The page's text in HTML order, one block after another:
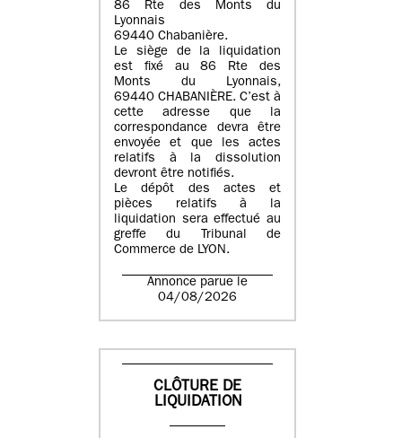
86 Rte des Monts du
Lyonnais
69440 Chabanière.
Le siège de la liquidation
est fixé au 86 Rte des
Monts du Lyonnais,
69440 CHABANIÈRE. C’est à
cette adresse que la
correspondance devra être
envoyée et que les actes
relatifs à la dissolution
devront être notifiés.
Le dépôt des actes et
pièces relatifs à la
liquidation sera effectué au
greffe du Tribunal de
Commerce de LYON.
Annonce parue le
04/08/2026
CLÔTURE DE
LIQUIDATION